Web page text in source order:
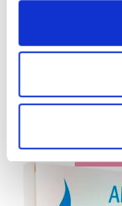
Los clientes
también